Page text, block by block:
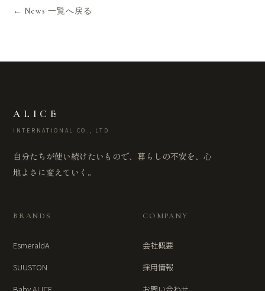
← News 一覧へ戻る
ALICE
INTERNATIONAL CO., LTD
自分たちが使い続けたいもので、暮らしの不安を、心
地よさに変えていく。
BRANDS
EsmeraldA
SUUSTON
COMPANY
会社概要
採用情報